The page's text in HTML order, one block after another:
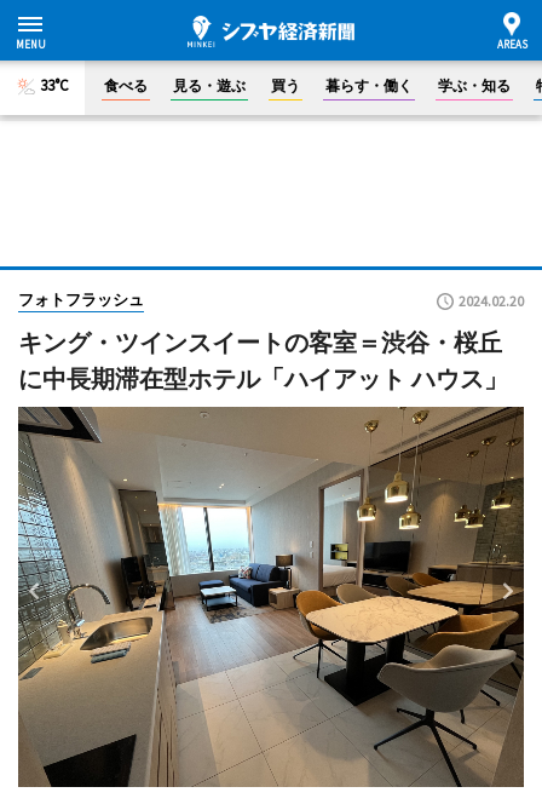
33°C 食べる 見る・遊ぶ 買う 暮らす・働く 学ぶ・知る
フォトフラッシュ 2024.02.20
キング・ツインスイートの客室＝渋谷・桜丘
に中長期滞在型ホテル「ハイアット ハウス」